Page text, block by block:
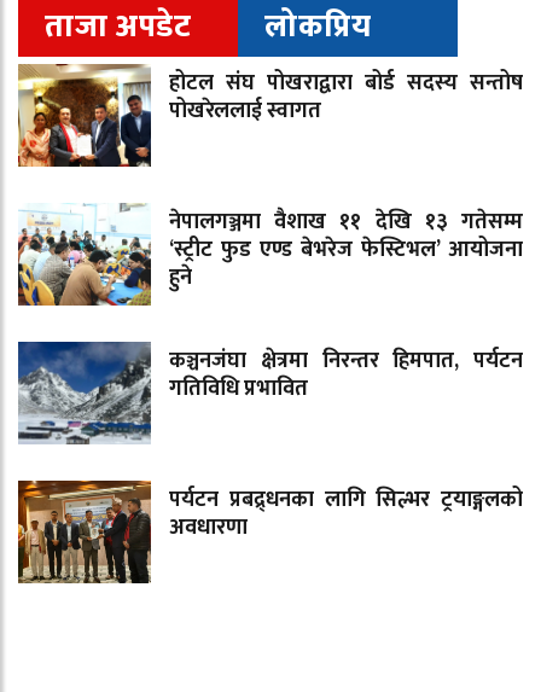
ताजा अपडेट लोकप्रिय
होटल संघ पोखराद्वारा बोर्ड सदस्य सन्तोष
पोखरेललाई स्वागत
नेपालगञ्जमा वैशाख ११ देखि १३ गतेसम्म
‘स्ट्रीट फुड एण्ड बेभरेज फेस्टिभल’ आयोजना
हुने
कञ्चनजंघा क्षेत्रमा निरन्तर हिमपात, पर्यटन
गतिविधि प्रभावित
पर्यटन प्रबद्र्धनका लागि सिल्भर ट्रयाङ्गलको
अवधारणा